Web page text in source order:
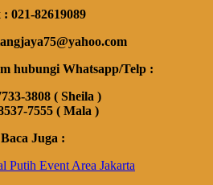
: 021-82619089
hubungi Whatsapp/Telp :
3808 ( Sheila )
7555 ( Mala )
Baca Juga :
Putih Event Area Jakarta